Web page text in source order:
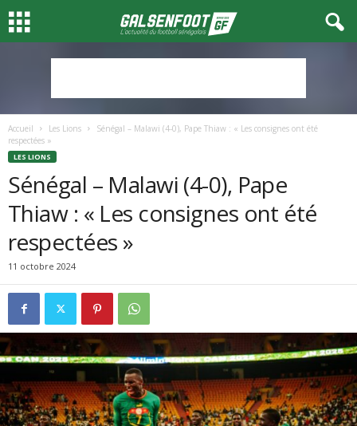
Accueil Les Lions
Sénégal – Malawi (4-0), Pape Thiaw : « Les consignes ont été
respectées »
LES LIONS
Sénégal – Malawi (4-0), Pape
Thiaw : « Les consignes ont été
respectées »
11 octobre 2024